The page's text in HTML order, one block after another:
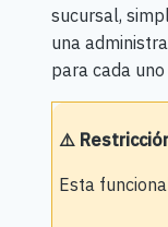
sucursal,
una
para cada
⚠️
Esta